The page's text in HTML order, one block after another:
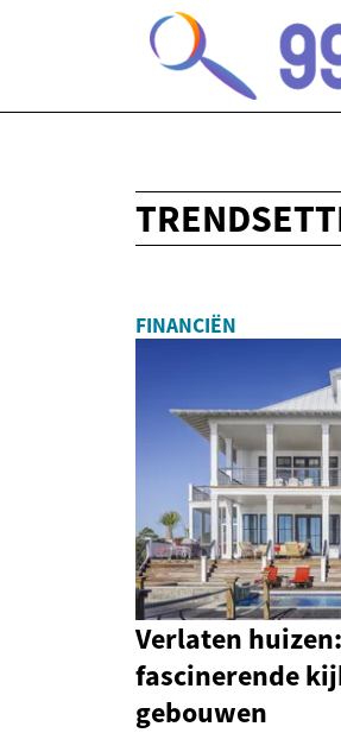
FINANCIËN
Verlaten
fascinerende
gebouwen